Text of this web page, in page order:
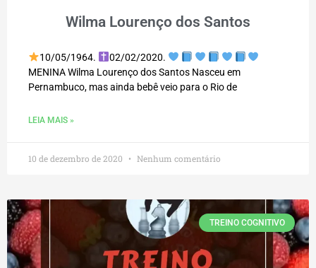
Wilma Lourenço dos Santos
10/05/1964.
02/02/2020.
MENINA Wilma Lourenço dos Santos Nasceu em
Pernambuco, mas ainda bebê veio para o Rio de
LEIA MAIS »
10 de dezembro de 2020 Nenhum comentário
TREINO COGNITIVO